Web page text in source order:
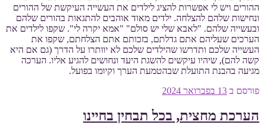
ההורים ויש לי אפשרות להציג לילדים את העשייה העיקשת של ההורים
ונחישות שלהם להצלחה. ילדים מאוד אוהבים להתגאות בהורים שלהם
ובעשייה שלהם. "לאבא שלי יש סולם" "אמא יקרה לי". שקפו לילדים את
הערכים שעליהם אתם גדלתם, בזכותם אתם הצלחתם, שקפו את
העשייה שלכם ותדרשו שהילדים שלכם לא יוותרו על הדרך (גם אם היא
קשה להם), שיהיו עיקשים להשגת היעד ונחושים להגיע אליו. הערכה
מגיעה בהבנת התועלת שבהטמעת הערך וקיומו בפועל.
פורסם ב 13 בפברואר 2024
הערכת מחצית, בכל תבחין בחיינו